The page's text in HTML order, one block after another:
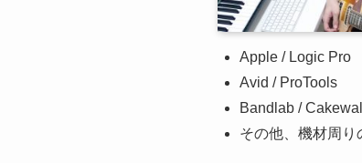
Apple / Logic Pro
Avid / ProTools
Bandlab /
その他、機材周